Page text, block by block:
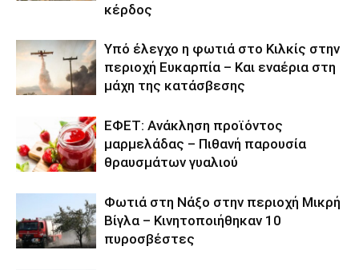
κέρδος
Υπό έλεγχο η φωτιά στο Κιλκίς στην
περιοχή Ευκαρπία – Και εναέρια στη
μάχη της κατάσβεσης
ΕΦΕΤ: Ανάκληση προϊόντος
μαρμελάδας – Πιθανή παρουσία
θραυσμάτων γυαλιού
Φωτιά στη Νάξο στην περιοχή Μικρή
Βίγλα – Κινητοποιήθηκαν 10
πυροσβέστες